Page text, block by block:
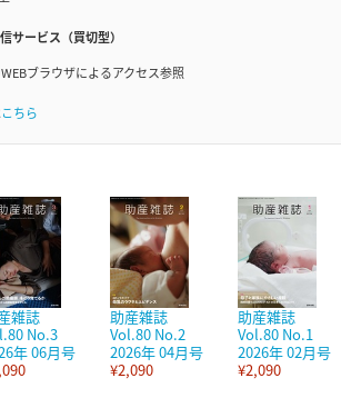
サービス（買切型）
ブラウザによるアクセス参照
こちら
雑誌
No.3
年 06月号
助産雑誌
Vol.80 No.2
2026年 04月号
¥2,090
助産雑誌
Vol.80 No.1
2026年 02月号
¥2,090